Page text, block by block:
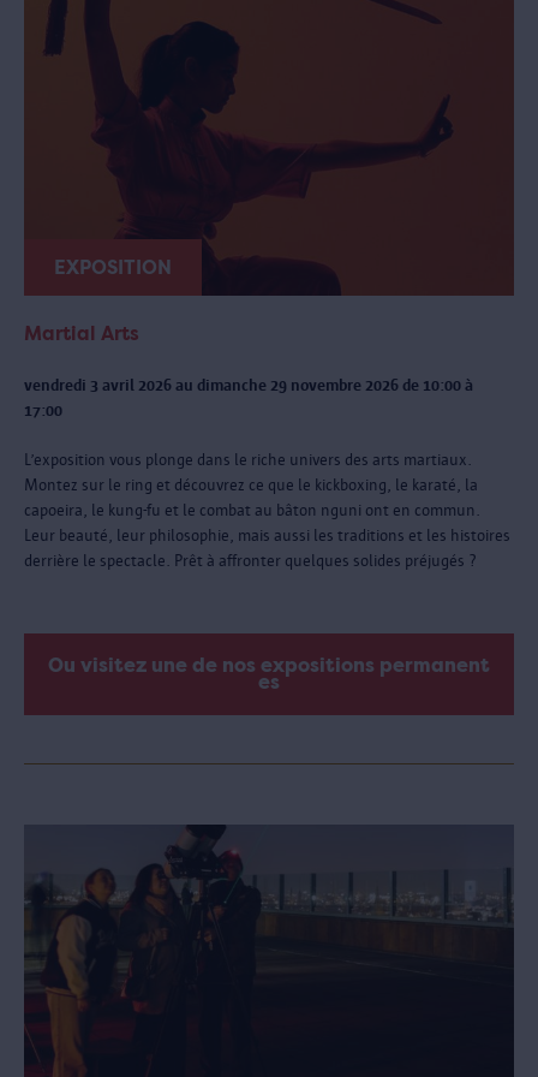
EXPOSITION
Martial Arts
vendredi 3 avril 2026 au dimanche 29 novembre 2026 de 10:00 à
17:00
L’exposition vous plonge dans le riche univers des arts martiaux.
Montez sur le ring et découvrez ce que le kickboxing, le karaté, la
capoeira, le kung-fu et le combat au bâton nguni ont en commun.
Leur beauté, leur philosophie, mais aussi les traditions et les histoires
derrière le spectacle. Prêt à affronter quelques solides préjugés ?
Ou visitez une de nos expositions permanent
es